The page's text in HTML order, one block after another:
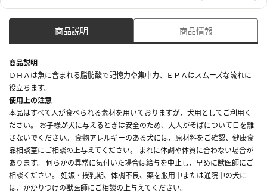
商品説明 商品情報
商品説明
ＤＨＡは魚に含まれる脂肪酸で記憶力や集中力、ＥＰＡはスムーズな流れに
役立ちます。
使用上の注意
本品はすべて人が食べられる素材を用いておりますが、犬用としてご利用く
ださい。 お子様が犬に与えるときは安全のため、大人がそばについて目を離
さないでください。 食物アレルギーのある犬には、原材料をご確認、健康食
品相談室にご相談の上与えてください。 まれに体調や体質に合わない場合が
あります。 何らかの異常に気付いた場合は給与を中止し、早めに獣医師にご
相談ください。 妊娠・授乳期、体調不良、薬を服用中または通院中の犬に
は、かかりつけの獣医師にご相談の上与えてください。